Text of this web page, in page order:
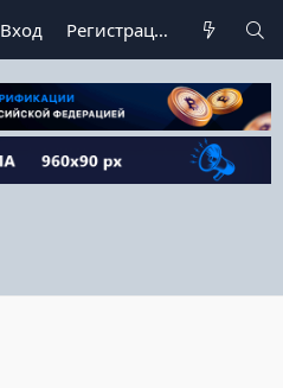
Вход Регистрация